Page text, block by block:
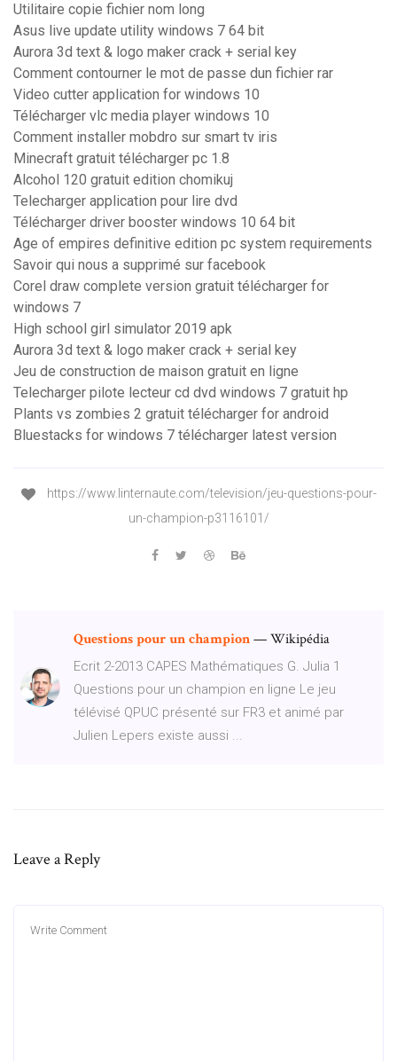
Utilitaire copie fichier nom long
Asus live update utility windows 7 64 bit
Aurora 3d text & logo maker crack + serial key
Comment contourner le mot de passe dun fichier rar
Video cutter application for windows 10
Télécharger vlc media player windows 10
Comment installer mobdro sur smart tv iris
Minecraft gratuit télécharger pc 1.8
Alcohol 120 gratuit edition chomikuj
Telecharger application pour lire dvd
Télécharger driver booster windows 10 64 bit
Age of empires definitive edition pc system requirements
Savoir qui nous a supprimé sur facebook
Corel draw complete version gratuit télécharger for
windows 7
High school girl simulator 2019 apk
Aurora 3d text & logo maker crack + serial key
Jeu de construction de maison gratuit en ligne
Telecharger pilote lecteur cd dvd windows 7 gratuit hp
Plants vs zombies 2 gratuit télécharger for android
Bluestacks for windows 7 télécharger latest version
https://www.linternaute.com/television/jeu-questions-pour-
un-champion-p3116101/
Questionspourunchampion— Wikipédia
Ecrit 2-2013 CAPES Mathématiques G. Julia 1
Questions pour un champion en ligne Le jeu
télévisé QPUC présenté sur FR3 et animé par
Julien Lepers existe aussi ...
Leave a Reply